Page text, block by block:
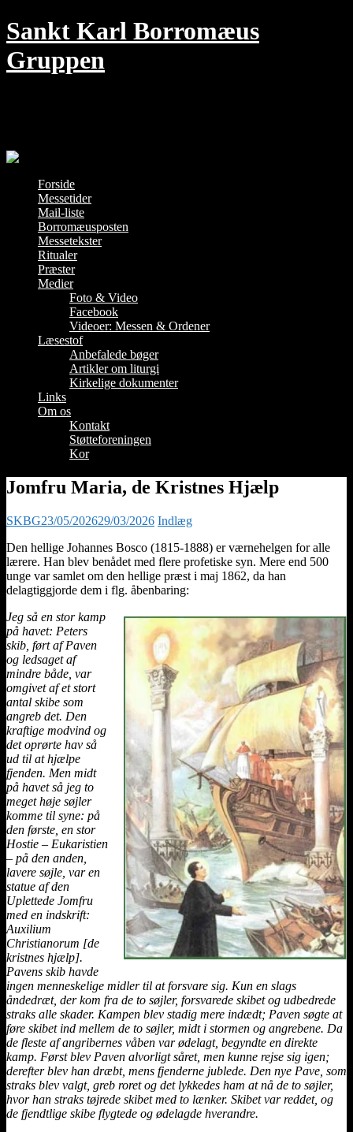
Skip
to
content
Sankt Karl Borromæus
Gruppen
Forside
Messetider
Mail-liste
Borromæusposten
Messetekster
Ritualer
Præster
Medier
Foto & Video
Facebook
Videoer: Messen & Ordener
Læsestof
Anbefalede bøger
Artikler om liturgi
Kirkelige dokumenter
Links
Om os
Kontakt
Støtteforeningen
Kor
Jomfru Maria, de Kristnes Hjælp
SKBG23/05/202629/03/2026 Indlæg
Den hellige Johannes Bosco (1815-1888) er værnehelgen for alle
lærere. Han blev benådet med flere profetiske syn. Mere end 500
unge var samlet om den hellige præst i maj 1862, da han
delagtiggjorde dem i flg. åbenbaring:
Jeg så en stor kamp
på havet: Peters
skib, ført af Paven
og ledsaget af
mindre både, var
omgivet af et stort
antal skibe som
angreb det. Den
kraftige modvind og
det oprørte hav så
ud til at hjælpe
fjenden. Men midt
på havet så jeg to
meget høje søjler
komme til syne: på
den første, en stor
Hostie – Eukaristien
– på den anden,
lavere søjle, var en
statue af den
Uplettede Jomfru
med en indskrift:
Auxilium
Christianorum [de
kristnes hjælp].
Pavens skib havde
ingen menneskelige midler til at forsvare sig. Kun en slags
åndedræt, der kom fra de to søjler, forsvarede skibet og udbedrede
straks alle skader. Kampen blev stadig mere indædt; Paven søgte at
føre skibet ind mellem de to søjler, midt i stormen og angrebene. Da
de fleste af angribernes våben var ødelagt, begyndte en direkte
kamp. Først blev Paven alvorligt såret, men kunne rejse sig igen;
derefter blev han dræbt, mens fjenderne jublede. Den nye Pave, som
straks blev valgt, greb roret og det lykkedes ham at nå de to søjler,
hvor han straks tøjrede skibet med to lænker. Skibet var reddet, og
de fjendtlige skibe flygtede og ødelagde hverandre.